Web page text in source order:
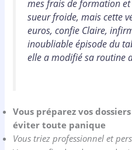
mes frais de formation
sueur froide, mais cette
euros, confie Claire,
inoubliable épisode du
elle a modifié sa routine
Vous préparez vos
éviter toute panique
Vous triez professionnel et